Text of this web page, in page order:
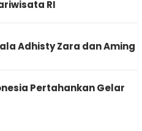
RI
Adhisty Zara dan Aming
Pertahankan Gelar